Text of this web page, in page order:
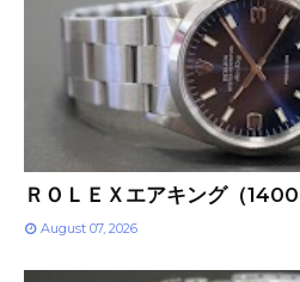
ＲＯＬＥＸエアキング（
August 07, 2026